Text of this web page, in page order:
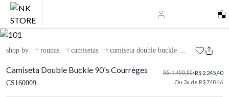
shop by roupas camisetas camiseta double buckle 90's courrèges
Camiseta Double Buckle 90's Courrèges
CS160009
R$ 4.490,80•R$ 2.245,40
Ou 3x de R$ 748.46